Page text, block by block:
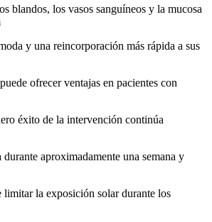
blandos, los vasos sanguíneos y la mucosa
y una reincorporación más rápida a sus
ofrecer ventajas en pacientes con
éxito de la intervención continúa
aproximadamente una semana y
limitar la exposición solar durante los